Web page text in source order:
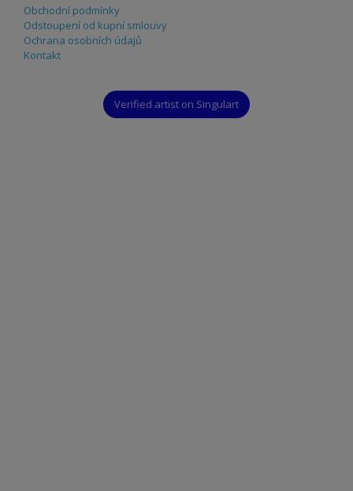
Obchodní podmínky
Odstoupení od kupní smlouvy
Ochrana osobních údajů
Kontakt
Verified artist on Singulart